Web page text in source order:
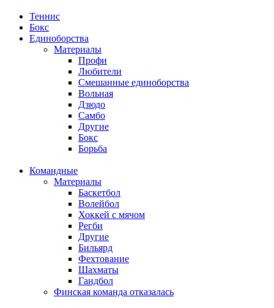
Теннис
Бокс
Единоборства
Материалы
Профи
Любители
Смешанные единоборства
Вольная
Дзюдо
Самбо
Другие
Бокс
Борьба
Командные
Материалы
Баскетбол
Волейбол
Хоккей с мячом
Регби
Другие
Бильярд
Фехтование
Шахматы
Гандбол
Финская команда отказалась